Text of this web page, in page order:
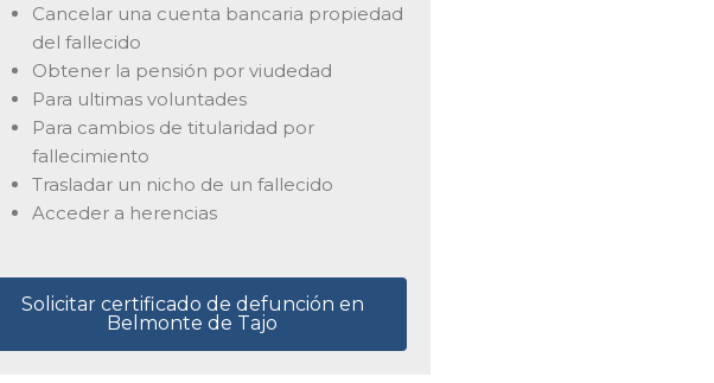
Cancelar una cuenta bancaria propiedad
del fallecido
Obtener la pensión por viudedad
Para ultimas voluntades
Para cambios de titularidad por
fallecimiento
Trasladar un nicho de un fallecido
Acceder a herencias
Solicitar certificado de defunción en
Belmonte de Tajo